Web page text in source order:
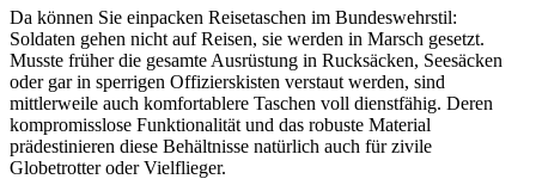
Da können Sie einpacken Reisetaschen im Bundeswehrstil:
Soldaten gehen nicht auf Reisen, sie werden in Marsch gesetzt.
Musste früher die gesamte Ausrüstung in Rucksäcken, Seesäcken
oder gar in sperrigen Offizierskisten verstaut werden, sind
mittlerweile auch komfortablere Taschen voll dienstfähig. Deren
kompromisslose Funktionalität und das robuste Material
prädestinieren diese Behältnisse natürlich auch für zivile
Globetrotter oder Vielflieger.